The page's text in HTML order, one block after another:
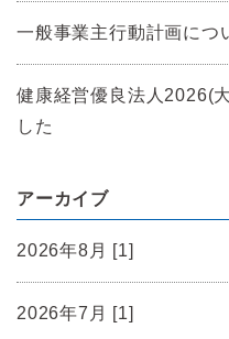
一般事業主行動計画につ
健康経営優良法人2026(
した
アーカイブ
2026年8月 [1]
2026年7月 [1]